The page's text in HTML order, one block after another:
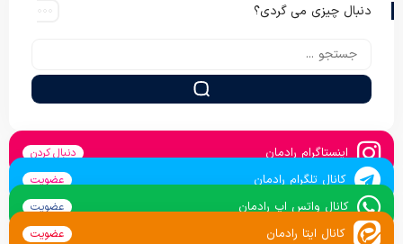
دنبال چیزی می گردی؟
اینستاگرام رادمان دنبال کردن
کانال تلگرام رادمان عضویت
کانال واتس اپ رادمان عضویت
کانال ایتا رادمان عضویت